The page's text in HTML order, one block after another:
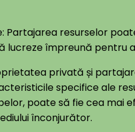
Partajarea resurselor
lucreze împreună pentru
privată și
specifice ale
poate să fie cea mai
înconjurător.